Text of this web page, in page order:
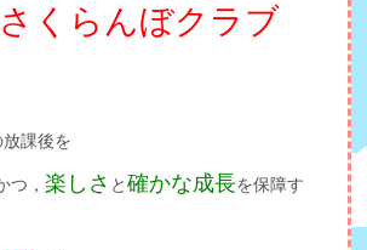
さくらんぼクラブ
課後を
つ，楽しさ と確かな成長を保障す